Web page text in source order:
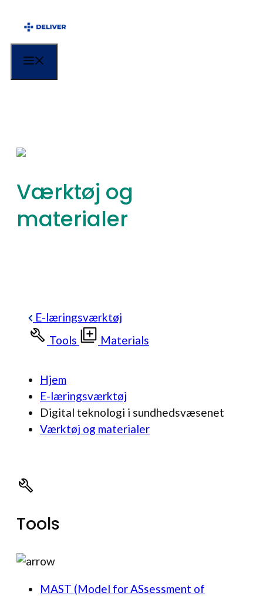
Værktøj og
materialer
E-læringsværktøj
Tools
Materials
Hjem
E-læringsværktøj
Digital teknologi i sundhedsvæsenet
Værktøj og materialer
Tools
MAST (Model for ASsessment of